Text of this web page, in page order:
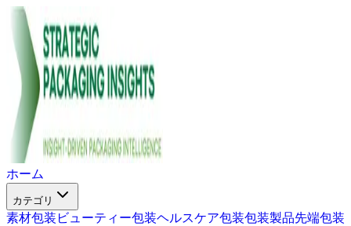
ホーム
カテゴリ
素材包装 ビューティー包装ヘルスケア包装包装製品先端包装